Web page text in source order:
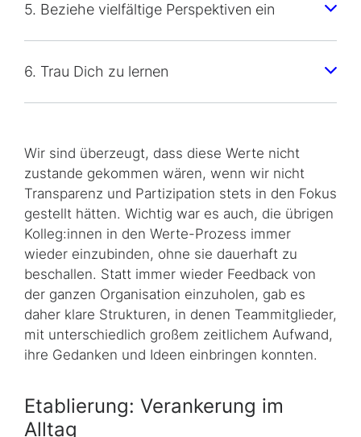
5. Beziehe vielfältige Perspektiven ein
6. Trau Dich zu lernen
Wir sind überzeugt, dass diese Werte nicht
zustande gekommen wären, wenn wir nicht
Transparenz und Partizipation stets in den Fokus
gestellt hätten. Wichtig war es auch, die übrigen
Kolleg:innen in den Werte-Prozess immer
wieder einzubinden, ohne sie dauerhaft zu
beschallen. Statt immer wieder Feedback von
der ganzen Organisation einzuholen, gab es
daher klare Strukturen, in denen Teammitglieder,
mit unterschiedlich großem zeitlichem Aufwand,
ihre Gedanken und Ideen einbringen konnten.
Etablierung: Verankerung im
Alltag